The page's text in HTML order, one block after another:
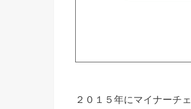
２０１５年にマイナーチ